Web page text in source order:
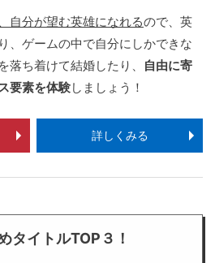
自分が望む英雄になれるので、英
、ゲームの中で自分にしかできな
落ち着けて結婚したり、
自由に寄
要素を体験しましょう！
詳しくみる
タイトルTOP３！